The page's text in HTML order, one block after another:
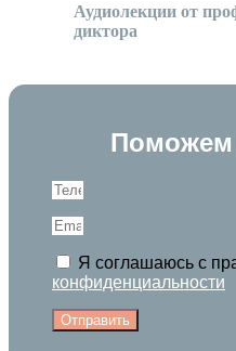
Аудиолекции от
диктора
Я соглашаюсь с
конфиденциальности
Отправить